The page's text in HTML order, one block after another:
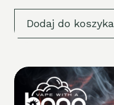
Dodaj do koszyka